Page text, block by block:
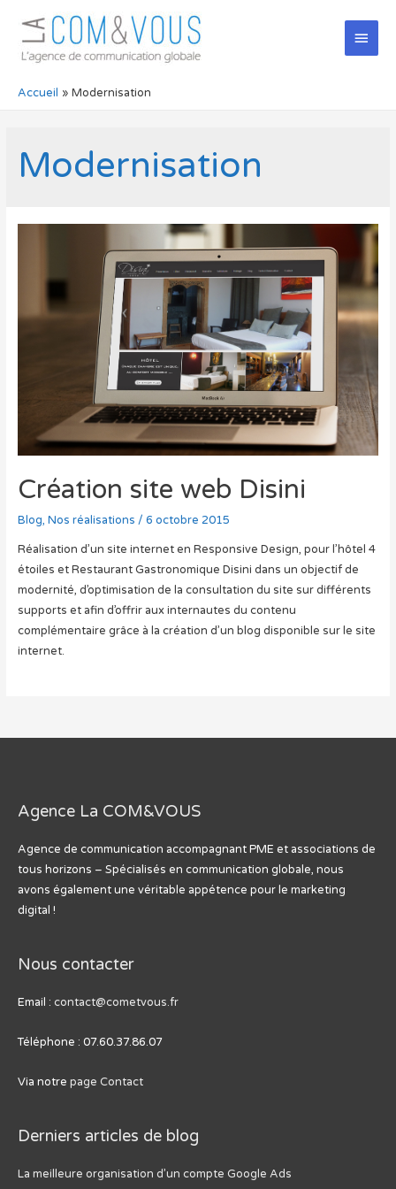
Accueil Modernisation
Modernisation
Création site web Disini
Blog, Nos réalisations / 6 octobre 2015
Réalisation d’un site internet en Responsive Design, pour l’hôtel 4
étoiles et Restaurant Gastronomique Disini dans un objectif de
modernité, d’optimisation de la consultation du site sur différents
supports et afin d’offrir aux internautes du contenu
complémentaire grâce à la création d’un blog disponible sur le site
internet.
Agence La COM&VOUS
Agence de communication accompagnant PME et associations de
tous horizons – Spécialisés en communication globale, nous
avons également une véritable appétence pour le marketing
digital !
Nous contacter
Email : contact@cometvous.fr
Téléphone : 07.60.37.86.07
Via notre page Contact
Derniers articles de blog
La meilleure organisation d’un compte Google Ads